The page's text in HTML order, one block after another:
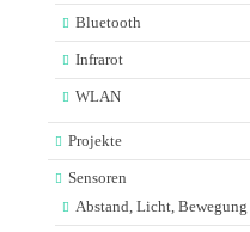
Bluetooth
Infrarot
WLAN
Projekte
Sensoren
Abstand, Licht, Bewegung